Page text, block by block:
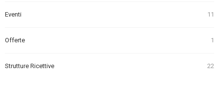
Eventi 11
Offerte 1
Strutture Ricettive 22